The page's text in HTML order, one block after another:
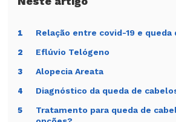
1 Relação entre covid-19 e queda
2 Eflúvio Telógeno
3 Alopecia Areata
4 Diagnóstico da queda de
5
Tratamento para queda de